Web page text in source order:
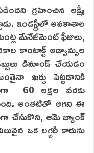
గ్రహించిన లక్ష్మీ
ఇండస్ట్రీలో అవకాశాల
మేనేజ్‌మెంట్ ఫీజులు,
రకాల కాంటాక్ట్ అడ్వాన్సుల
డిమాండ్ చేయడం
ఖర్చు పెట్టడానికి
60 లక్షల వరకు
అంతటితో ఆగని ఈ
చేసుకొని, ఆమె బ్యాంక్
ఒక లగ్జరీ కారును